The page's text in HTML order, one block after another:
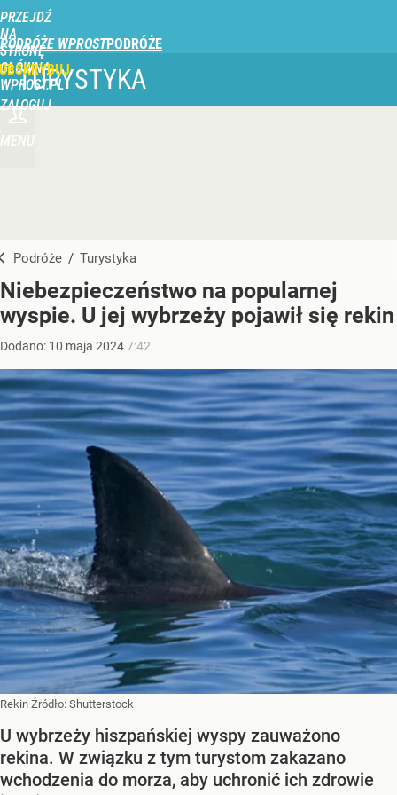
PRZEJDŹ
NA
STRONĘ
GŁÓWNĄ
WPROST.PL
PODRÓŻE WPROST
ZALOGUJ
MENU
TURYSTYKA
Podróże / Turystyka
Niebezpieczeństwo na popularnej
wyspie. U jej wybrzeży pojawił się rekin
Dodano: 10 maja 20247:42
Rekin Źródło: Shutterstock
U wybrzeży hiszpańskiej wyspy zauważono
rekina. W związku z tym turystom zakazano
wchodzenia do morza, aby uchronić ich zdrowie